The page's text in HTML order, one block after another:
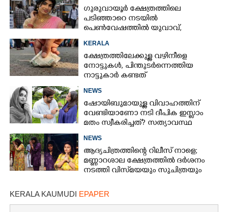
ഗുരുവായൂർ ക്ഷേത്രത്തിലെ
പടിഞ്ഞാറെ നടയിൽ
പെൺവേഷത്തിൽ യുവാവ്,​
തെളിഞ്ഞത് വൻഗൂഢാലോചന
KERALA
ക്ഷേത്രത്തിലേക്കുള്ള വഴിനീളെ
നോട്ടുകൾ,​ പിന്തുടർന്നെത്തിയ
നാട്ടുകാർ കണ്ടത്
NEWS
ഷോയിബുമായുള്ള വിവാഹത്തിന്
വേണ്ടിയാണോ നടി ദീപിക ഇസ്ലാം
മതം സ്വീകരിച്ചത്? സത്യാവസ്ഥ
NEWS
ആദ്യചിത്രത്തിന്റെ റിലീസ് നാളെ;
മണ്ണാറശാല ക്ഷേത്രത്തിൽ ദർശനം
നടത്തി വിസ്‌മയയും സുചിത്രയും
KERALA KAUMUDI EPAPER